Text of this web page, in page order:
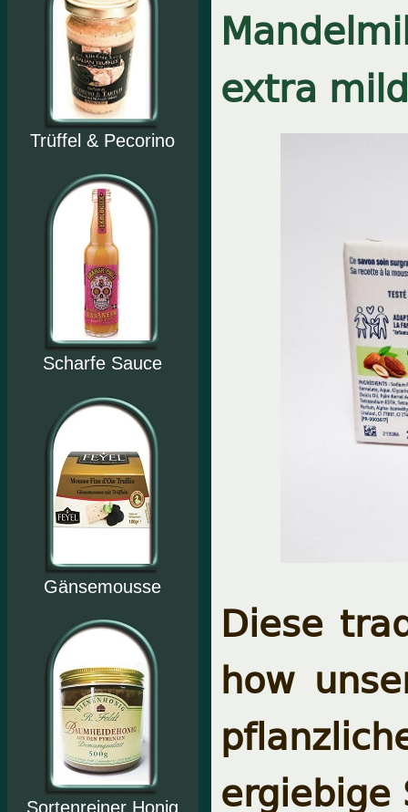
Trüffel & Pecorino
Scharfe Sauce
Gänsemousse
Sortenreiner Honig
extra
Diese
how
ergiebige